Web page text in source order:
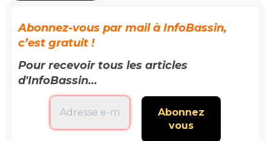
Abonnez-vous par mail à InfoBassin,
c’est gratuit !
Pour recevoir tous les articles
d'InfoBassin...